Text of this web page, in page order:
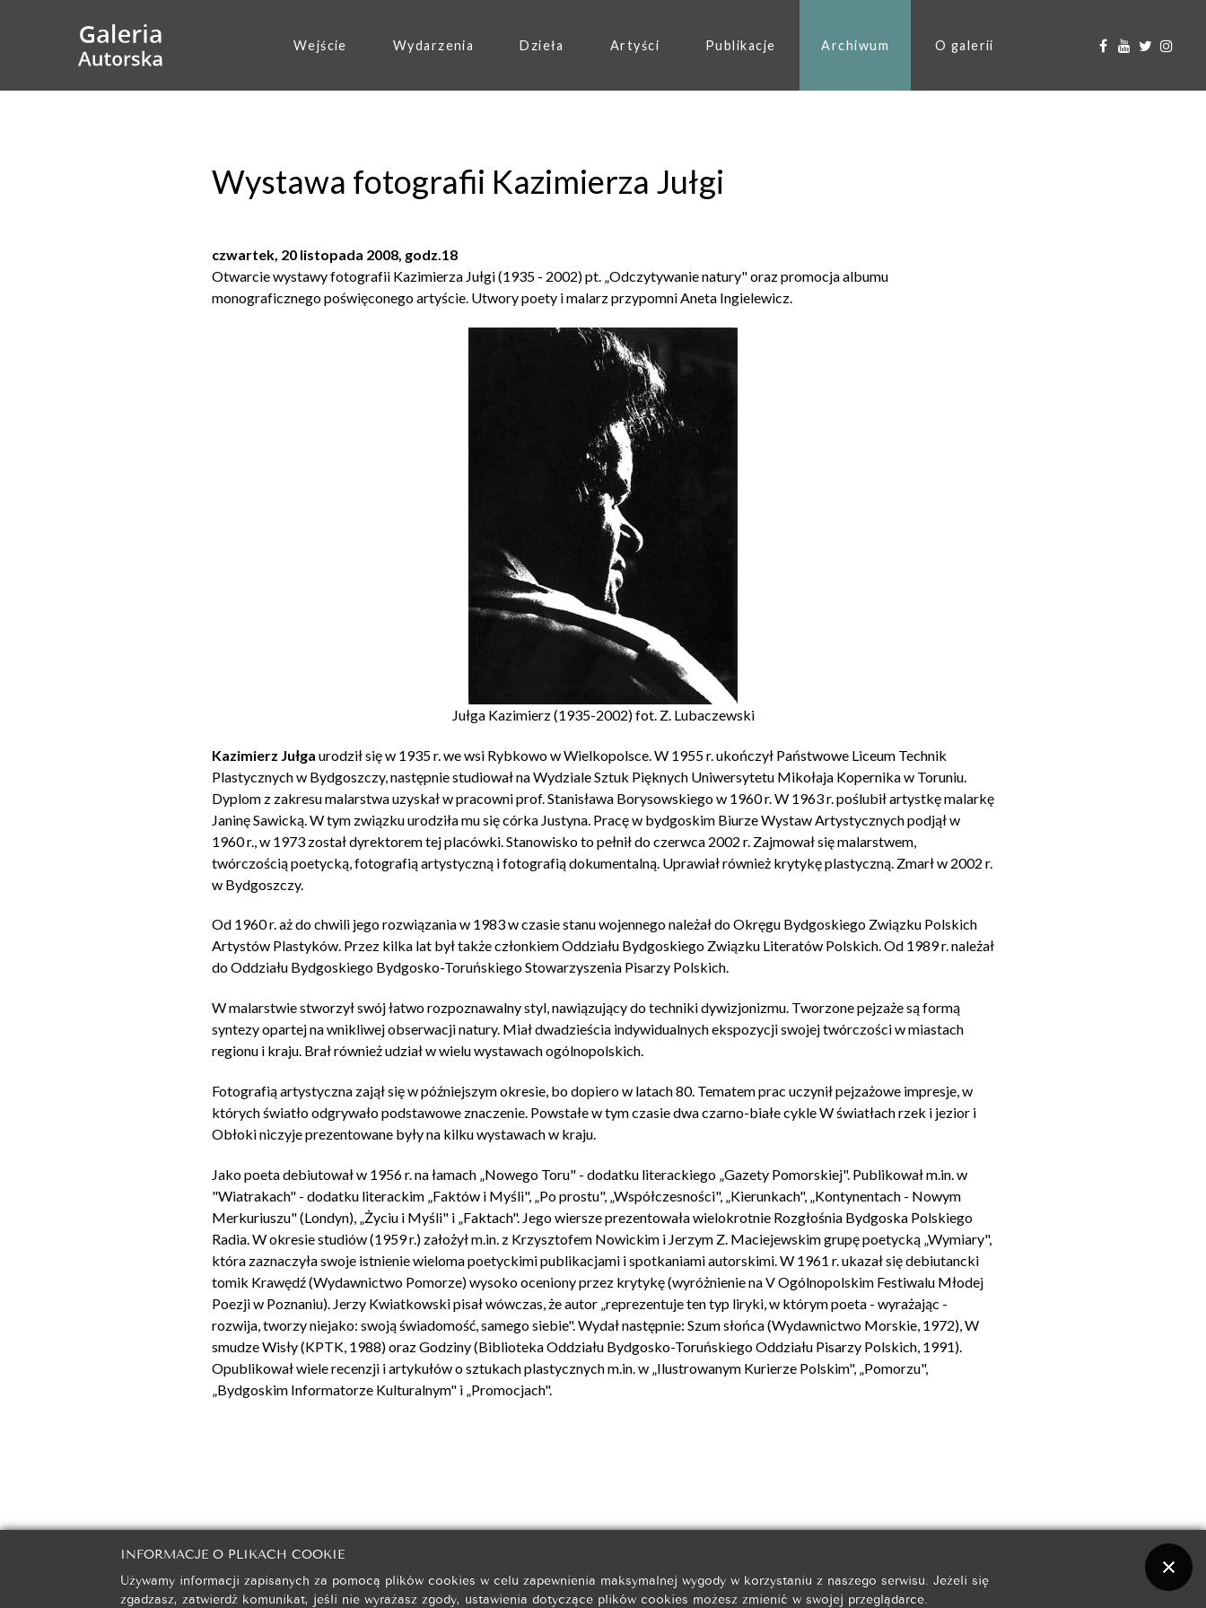
Wejście Wydarzenia Dzieła Artyści Publikacje Archiwum O galerii
Wystawa fotografii Kazimierza Jułgi
czwartek, 20 listopada 2008, godz.18
Otwarcie wystawy fotografii Kazimierza Jułgi (1935 - 2002) pt. „Odczytywanie natury" oraz promocja albumu
monograficznego poświęconego artyście. Utwory poety i malarz przypomni Aneta Ingielewicz.
Jułga Kazimierz (1935-2002) fot. Z. Lubaczewski
Kazimierz Jułga urodził się w 1935 r. we wsi Rybkowo w Wielkopolsce. W 1955 r. ukończył Państwowe Liceum Technik
Plastycznych w Bydgoszczy, następnie studiował na Wydziale Sztuk Pięknych Uniwersytetu Mikołaja Kopernika w Toruniu.
Dyplom z zakresu malarstwa uzyskał w pracowni prof. Stanisława Borysowskiego w 1960 r. W 1963 r. poślubił artystkę malarkę
Janinę Sawicką. W tym związku urodziła mu się córka Justyna. Pracę w bydgoskim Biurze Wystaw Artystycznych podjął w
1960 r., w 1973 został dyrektorem tej placówki. Stanowisko to pełnił do czerwca 2002 r. Zajmował się malarstwem,
twórczością poetycką, fotografią artystyczną i fotografią dokumentalną. Uprawiał również krytykę plastyczną. Zmarł w 2002 r.
w Bydgoszczy.
Od 1960 r. aż do chwili jego rozwiązania w 1983 w czasie stanu wojennego należał do Okręgu Bydgoskiego Związku Polskich
Artystów Plastyków. Przez kilka lat był także członkiem Oddziału Bydgoskiego Związku Literatów Polskich. Od 1989 r. należał
do Oddziału Bydgoskiego Bydgosko-Toruńskiego Stowarzyszenia Pisarzy Polskich.
W malarstwie stworzył swój łatwo rozpoznawalny styl, nawiązujący do techniki dywizjonizmu. Tworzone pejzaże są formą
syntezy opartej na wnikliwej obserwacji natury. Miał dwadzieścia indywidualnych ekspozycji swojej twórczości w miastach
regionu i kraju. Brał również udział w wielu wystawach ogólnopolskich.
Fotografią artystyczna zajął się w późniejszym okresie, bo dopiero w latach 80. Tematem prac uczynił pejzażowe impresje, w
których światło odgrywało podstawowe znaczenie. Powstałe w tym czasie dwa czarno-białe cykle W światłach rzek i jezior i
Obłoki niczyje prezentowane były na kilku wystawach w kraju.
Jako poeta debiutował w 1956 r. na łamach „Nowego Toru" - dodatku literackiego „Gazety Pomorskiej". Publikował m.in. w
"Wiatrakach" - dodatku literackim „Faktów i Myśli", „Po prostu", „Współczesności", „Kierunkach", „Kontynentach - Nowym
Merkuriuszu" (Londyn), „Życiu i Myśli" i „Faktach". Jego wiersze prezentowała wielokrotnie Rozgłośnia Bydgoska Polskiego
Radia. W okresie studiów (1959 r.) założył m.in. z Krzysztofem Nowickim i Jerzym Z. Maciejewskim grupę poetycką „Wymiary",
która zaznaczyła swoje istnienie wieloma poetyckimi publikacjami i spotkaniami autorskimi. W 1961 r. ukazał się debiutancki
tomik Krawędź (Wydawnictwo Pomorze) wysoko oceniony przez krytykę (wyróżnienie na V Ogólnopolskim Festiwalu Młodej
Poezji w Poznaniu). Jerzy Kwiatkowski pisał wówczas, że autor „reprezentuje ten typ liryki, w którym poeta - wyrażając -
rozwija, tworzy niejako: swoją świadomość, samego siebie". Wydał następnie: Szum słońca (Wydawnictwo Morskie, 1972), W
smudze Wisły (KPTK, 1988) oraz Godziny (Biblioteka Oddziału Bydgosko-Toruńskiego Oddziału Pisarzy Polskich, 1991).
Opublikował wiele recenzji i artykułów o sztukach plastycznych m.in. w „Ilustrowanym Kurierze Polskim", „Pomorzu",
„Bydgoskim Informatorze Kulturalnym" i „Promocjach".
galeria@autorska.pl 608 596 314
© 2004–2026 Galeria Autorska Jan Kaja, Jacek Soliński
INFORMACJE O PLIKACH COOKIE
Używamy informacji zapisanych za pomocą plików cookies w celu zapewnienia maksymalnej wygody w korzystaniu z naszego serwisu. Jeżeli się
zgadzasz, zatwierdź komunikat, jeśli nie wyrażasz zgody, ustawienia dotyczące plików cookies możesz zmienić w swojej przeglądarce.